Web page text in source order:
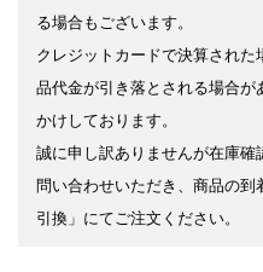
る場合もございます。
クレジットカードで決算され
品代金が引き落とされる場合
かけしております。
誠に申し訳ありませんが在庫
問い合わせいただき、商品の
引換」にてご注文ください。